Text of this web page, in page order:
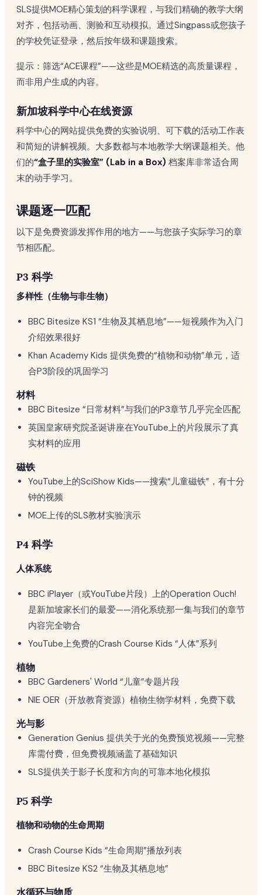
SLS提供MOE精心策划的科学课程，与我们精确的教学大纲
对齐，包括动画、测验和互动模拟。通过Singpass或您孩子
的学校凭证登录，然后按年级和课题搜索。
提示：筛选“ACE课程”——这些是MOE精选的高质量课程，
而非用户生成的内容。
新加坡科学中心在线资源
科学中心的网站提供免费的实验说明、可下载的活动工作表
和简短的讲解视频。大多数都与本地教学大纲课题相关。他
们的“盒子里的实验室” (Lab in a Box) 档案库非常适合周
末的动手学习。
课题逐一匹配
以下是免费资源发挥作用的地方——与您孩子实际学习的章
节相匹配。
P3 科学
多样性（生物与非生物）
BBC Bitesize KS1 “生物及其栖息地”——短视频作为入门
介绍效果很好
Khan Academy Kids 提供免费的“植物和动物”单元，适
合P3阶段的巩固学习
材料
BBC Bitesize “日常材料”与我们的P3章节几乎完全匹配
英国皇家研究院圣诞讲座在YouTube上的片段展示了真
实材料的应用
磁铁
YouTube上的SciShow Kids——搜索“儿童磁铁”，有十分
钟的视频
MOE上传的SLS教材实验演示
P4 科学
人体系统
BBC iPlayer（或YouTube片段）上的Operation Ouch!
是新加坡家长们的最爱——消化系统那一集与我们的章节
内容完全吻合
YouTube上免费的Crash Course Kids “人体”系列
植物
BBC Gardeners' World “儿童”专题片段
NIE OER（开放教育资源）植物生物学材料，免费下载
光与影
Generation Genius 提供关于光的免费预览视频——完整
库需付费，但免费视频涵盖了基础知识
SLS提供关于影子长度和方向的可靠本地化模拟
P5 科学
植物和动物的生命周期
Crash Course Kids “生命周期”播放列表
BBC Bitesize KS2 “生物及其栖息地”
水循环与物质